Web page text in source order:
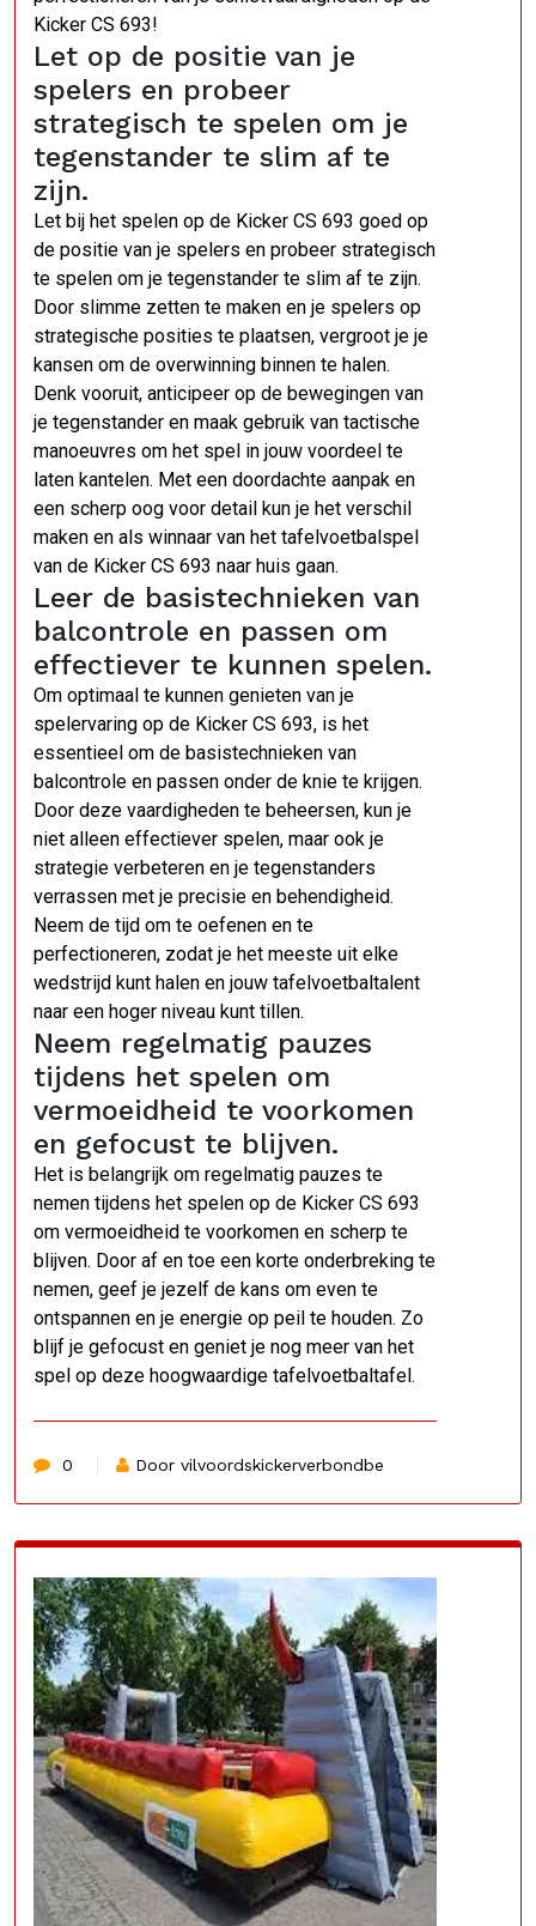
Kicker CS 693!
Let op de positie van je
spelers en probeer
strategisch te spelen om je
tegenstander te slim af te
zijn.
Let bij het spelen op de Kicker CS 693 goed op
de positie van je spelers en probeer strategisch
te spelen om je tegenstander te slim af te zijn.
Door slimme zetten te maken en je spelers op
strategische posities te plaatsen, vergroot je je
kansen om de overwinning binnen te halen.
Denk vooruit, anticipeer op de bewegingen van
je tegenstander en maak gebruik van tactische
manoeuvres om het spel in jouw voordeel te
laten kantelen. Met een doordachte aanpak en
een scherp oog voor detail kun je het verschil
maken en als winnaar van het tafelvoetbalspel
van de Kicker CS 693 naar huis gaan.
Leer de basistechnieken van
balcontrole en passen om
effectiever te kunnen spelen.
Om optimaal te kunnen genieten van je
spelervaring op de Kicker CS 693, is het
essentieel om de basistechnieken van
balcontrole en passen onder de knie te krijgen.
Door deze vaardigheden te beheersen, kun je
niet alleen effectiever spelen, maar ook je
strategie verbeteren en je tegenstanders
verrassen met je precisie en behendigheid.
Neem de tijd om te oefenen en te
perfectioneren, zodat je het meeste uit elke
wedstrijd kunt halen en jouw tafelvoetbaltalent
naar een hoger niveau kunt tillen.
Neem regelmatig pauzes
tijdens het spelen om
vermoeidheid te voorkomen
en gefocust te blijven.
Het is belangrijk om regelmatig pauzes te
nemen tijdens het spelen op de Kicker CS 693
om vermoeidheid te voorkomen en scherp te
blijven. Door af en toe een korte onderbreking te
nemen, geef je jezelf de kans om even te
ontspannen en je energie op peil te houden. Zo
blijf je gefocust en geniet je nog meer van het
spel op deze hoogwaardige tafelvoetbaltafel.
0 Door vilvoordskickerverbondbe